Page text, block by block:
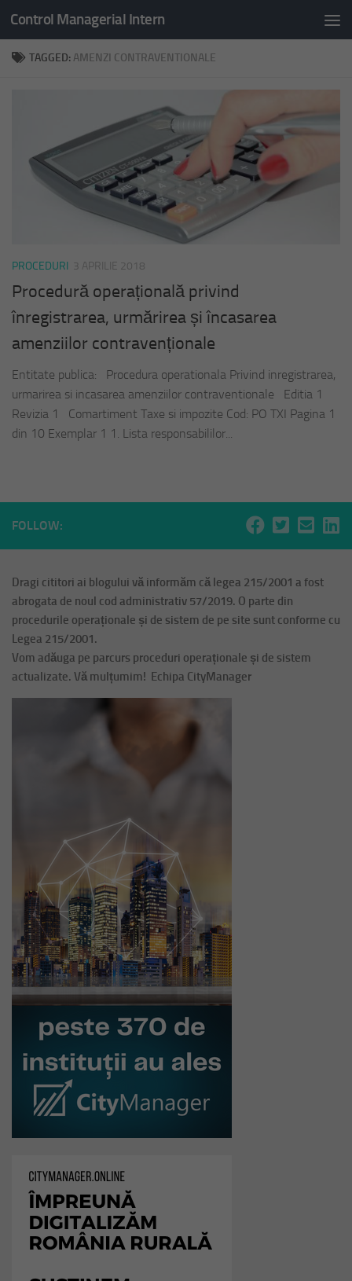
Skip to content
Control Managerial Intern
TAGGED: AMENZI CONTRAVENTIONALE
PROCEDURI 3 APRILIE 2018
Procedură operațională privind
înregistrarea, urmărirea și încasarea
amenziilor contravenționale
Entitate publica: Procedura operationala Privind inregistrarea,
urmarirea si incasarea amenziilor contraventionale Editia 1
Revizia 1 Comartiment Taxe si impozite Cod: PO TXI Pagina 1
din 10 Exemplar 1 1. Lista responsabililor...
FOLLOW:
Dragi cititori ai blogului vă informăm că legea 215/2001 a fost
abrogata de noul cod administrativ 57/2019. O parte din
procedurile operaționale și de sistem de pe site sunt conforme cu
Legea 215/2001.
Vom adăuga pe parcurs proceduri operaționale și de sistem
actualizate. Vă mulțumim! Echipa CityManager